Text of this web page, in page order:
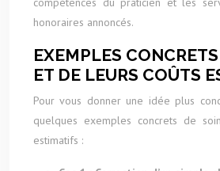
honoraires annoncés.
EXEMPLES
ET DE LEURS COÛTS
Pour vous donner une idée plus
quelques exemples concrets de
estimatifs :